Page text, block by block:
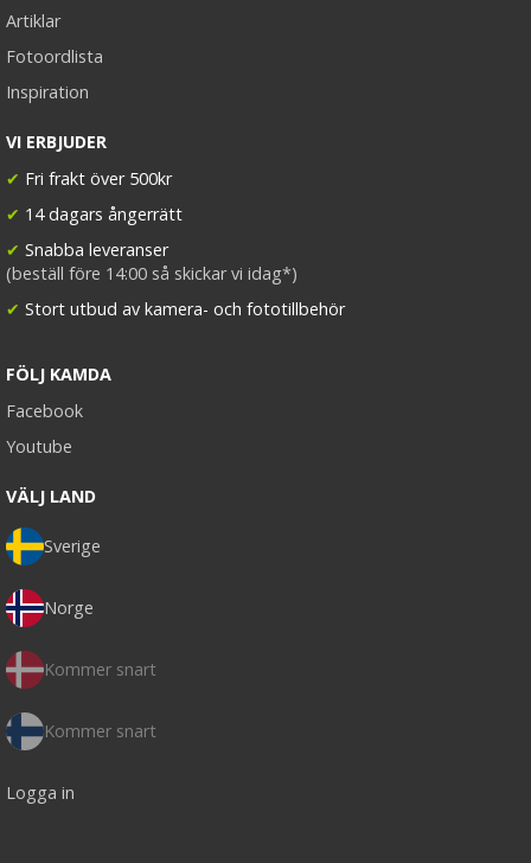
Artiklar
Fotoordlista
Inspiration
VI ERBJUDER
✔ Fri frakt över 500kr
✔ 14 dagars ångerrätt
✔ Snabba leveranser
(beställ före 14:00 så skickar vi idag*)
✔ Stort utbud av kamera- och fototillbehör
FÖLJ KAMDA
Facebook
Youtube
VÄLJ LAND
Sverige
Norge
Kommer snart
Kommer snart
Logga in